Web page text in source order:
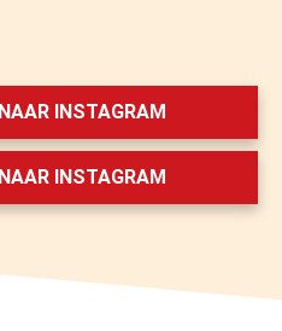
NAAR INSTAGRAM
NAAR INSTAGRAM